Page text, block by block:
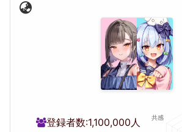
登録者数:1,100,000人